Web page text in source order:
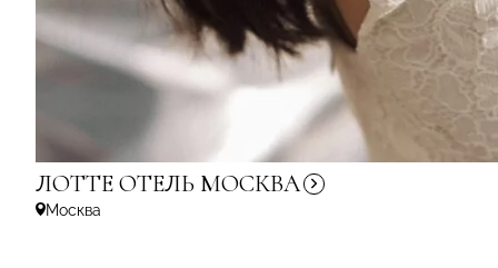
ЛОТТЕ ОТЕЛЬ МОСКВА
Москва